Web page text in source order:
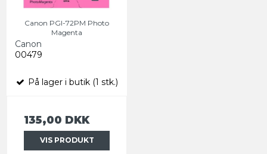
Canon PGI-72PM Photo
Magenta
Canon
00479
På lager i butik (1 stk.)
135,00 DKK
VIS PRODUKT